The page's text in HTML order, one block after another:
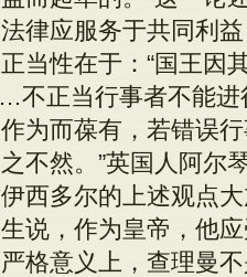
律应服务于共同利
当性在于：“国王因
正当行事者不能进
为而葆有，若错误
不然。”英国人阿尔
西多尔的上述观点
说，作为皇帝，他
格意义上，查理曼